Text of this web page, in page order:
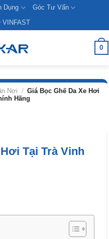
Dụng
Góc Tư Vấn
0
Nơi / Giá Bọc Ghế Da Xe Hơi
Hãng
Tại Trà Vinh